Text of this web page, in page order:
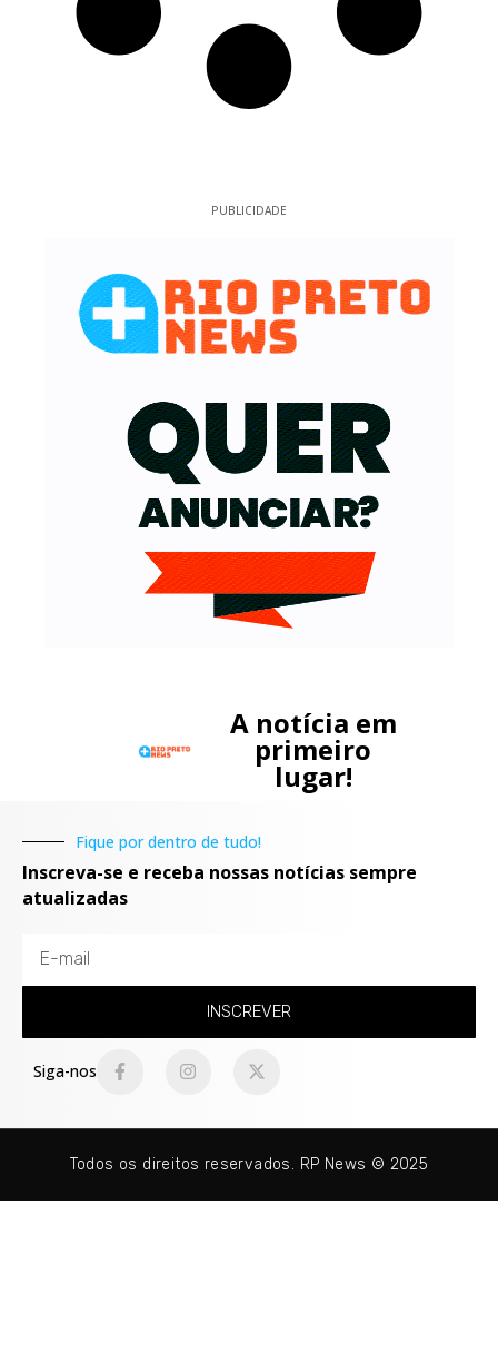
PUBLICIDADE
A notícia em
primeiro
lugar!
Fique por dentro de tudo!
Inscreva-se e receba nossas notícias sempre
atualizadas
INSCREVER
Siga-nos
Todos os direitos reservados. RP News © 2025